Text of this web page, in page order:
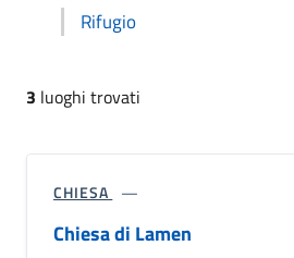
Rifugio
3 luoghi trovati
CHIESA
Chiesa di Lamen